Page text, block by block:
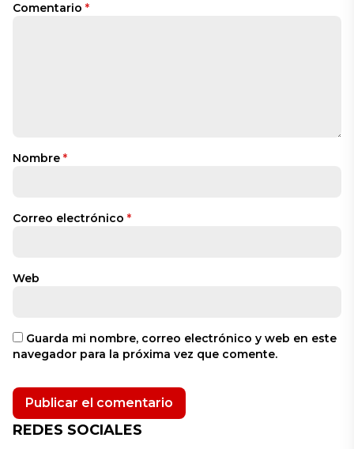
Comentario *
Nombre *
Correo electrónico *
Web
Guarda mi nombre, correo electrónico y web en este
navegador para la próxima vez que comente.
REDES SOCIALES